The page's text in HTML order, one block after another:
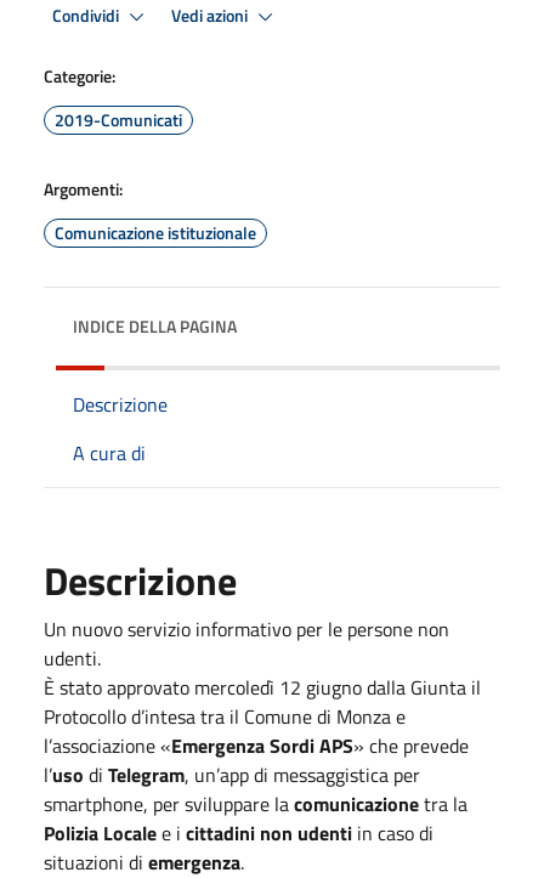
Condividi Vedi azioni
Categorie:
2019-Comunicati
Argomenti:
Comunicazione istituzionale
INDICE DELLA PAGINA
Descrizione
A cura di
Descrizione
Un nuovo servizio informativo per le persone non
udenti.
È stato approvato mercoledì 12 giugno dalla Giunta il
Protocollo d’intesa tra il Comune di Monza e
l’associazione «Emergenza Sordi APS» che prevede
l’uso di Telegram, un’app di messaggistica per
smartphone, per sviluppare lacomunicazionetra la
Polizia Localee i cittadini non udenti in caso di
situazioni di emergenza.